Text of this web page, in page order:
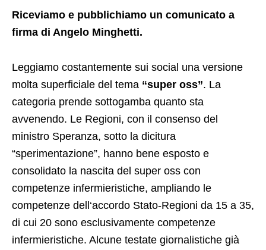
Riceviamo e pubblichiamo un comunicato a
firma di Angelo Minghetti.
Leggiamo costantemente sui social una versione
molta superficiale del tema “super oss”. La
categoria prende sottogamba quanto sta
avvenendo. Le Regioni, con il consenso del
ministro Speranza, sotto la dicitura
“sperimentazione”, hanno bene esposto e
consolidato la nascita del super oss con
competenze infermieristiche, ampliando le
competenze dell‘accordo Stato-Regioni da 15 a 35,
di cui 20 sono esclusivamente competenze
infermieristiche. Alcune testate giornalistiche già